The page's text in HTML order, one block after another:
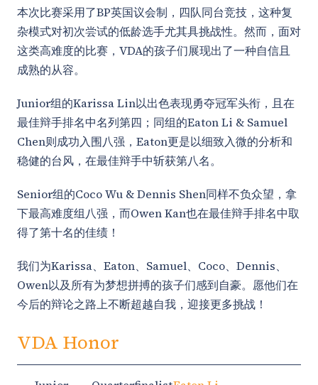
本次比赛采用了BP英国议会制，四队同台竞技，这种复
杂模式对初次尝试的低龄选手尤其具挑战性。然而，面对
这类高难度的比赛，VDA的孩子们展现出了一种自信且
成熟的从容。
Junior组的Karissa Lin以出色表现勇夺冠军头衔，且在
最佳辩手排名中名列第四；同组的Eaton Li & Samuel
Chen则成功入围八强，Eaton更是以细致入微的分析和
稳健的台风，在最佳辩手中斩获第八名。
Senior组的Coco Wu & Dennis Shen同样不负众望，拿
下最高难度组八强，而Owen Kan也在最佳辩手排名中取
得了第十名的佳绩！
我们为Karissa、Eaton、Samuel、Coco、Dennis、
Owen以及所有为梦想拼搏的孩子们感到自豪。愿他们在
今后的辩论之路上不断超越自我，迎接更多挑战！
VDA Honor